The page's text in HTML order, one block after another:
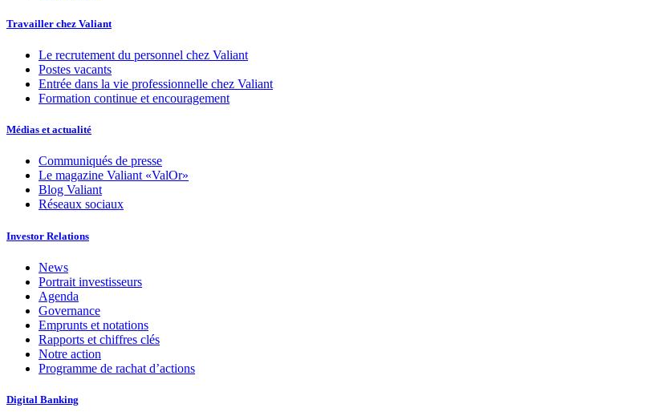
Travailler chez Valiant
Le recrutement du personnel chez Valiant
Postes vacants
Entrée dans la vie professionnelle chez Valiant
Formation continue et encouragement
Médias et actualité
Communiqués de presse
Le magazine Valiant «ValOr»
Blog Valiant
Réseaux sociaux
Investor Relations
News
Portrait investisseurs
Agenda
Governance
Emprunts et notations
Rapports et chiffres clés
Notre action
Programme de rachat d’actions
Digital Banking